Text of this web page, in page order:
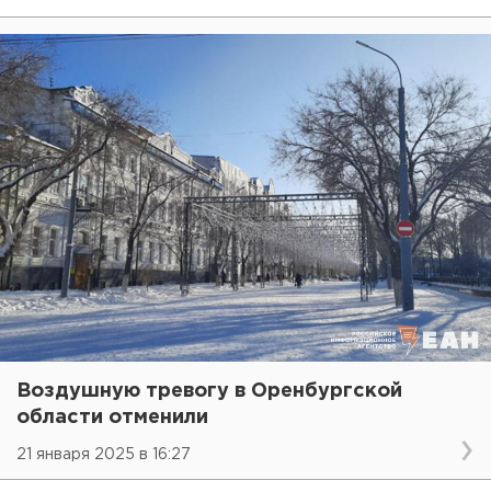
Воздушную тревогу в Оренбургской
области отменили
21 января 2025 в 16:27